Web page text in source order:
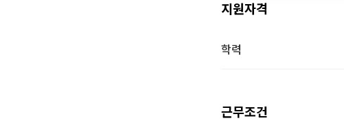
지원자격
학력
근무조건